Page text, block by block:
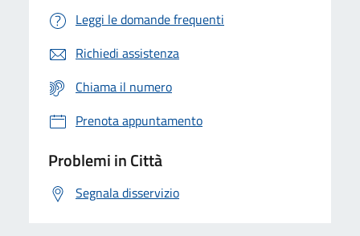
Leggi le domande frequenti
Richiedi assistenza
Chiama il numero
Prenota appuntamento
Problemi in Città
Segnala disservizio